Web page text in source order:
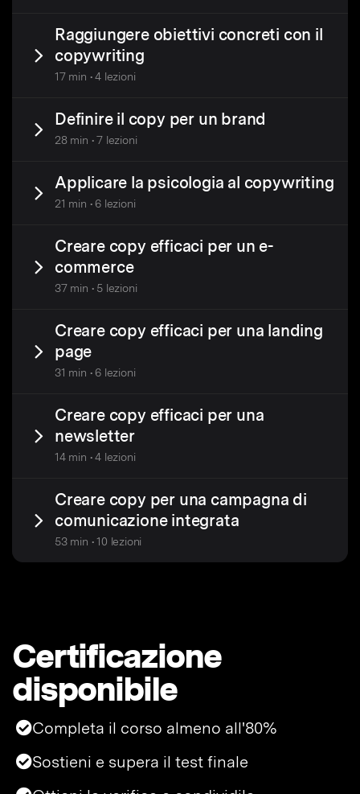
Raggiungere obiettivi concreti con il
copywriting
17 min • 4 lezioni
Definire il copy per un brand
28 min • 7 lezioni
Applicare la psicologia al copywriting
21 min • 6 lezioni
Creare copy efficaci per un e-
commerce
37 min • 5 lezioni
Creare copy efficaci per una landing
page
31 min • 6 lezioni
Creare copy efficaci per una
newsletter
14 min • 4 lezioni
Creare copy per una campagna di
comunicazione integrata
53 min • 10 lezioni
Certificazione
disponibile
Completa il corso almeno all'80%
Sostieni e supera il test finale